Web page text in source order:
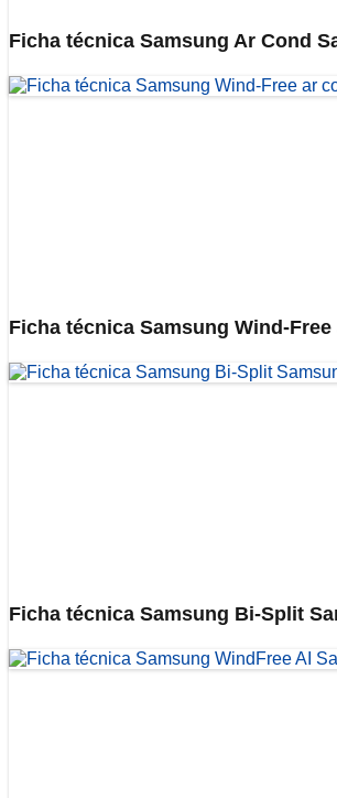
Ficha técnica Samsung Ar Cond
Ficha técnica Samsung Wind-
Ficha técnica Samsung Bi-Split